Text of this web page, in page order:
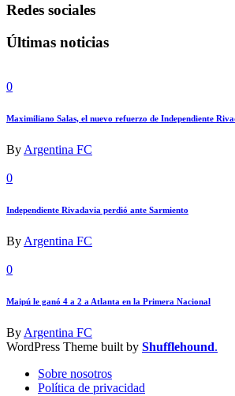
Redes sociales
Últimas noticias
0
Maximiliano Salas, el nuevo refuerzo de Independiente
By Argentina FC
0
Independiente Rivadavia perdió ante Sarmiento
By Argentina FC
0
Maipú le ganó 4 a 2 a Atlanta en la Primera Nacional
By Argentina FC
WordPress Theme built by Shufflehound.
Sobre nosotros
Política de privacidad